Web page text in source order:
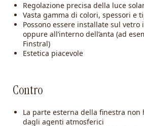
Regolazione precisa della luce
Vasta gamma di colori, spessori e
Possono essere installate sul
oppure all’interno dell’anta (ad
Finstral)
Estetica piacevole
Contro
La parte esterna della finestra non
dagli agenti atmosferici